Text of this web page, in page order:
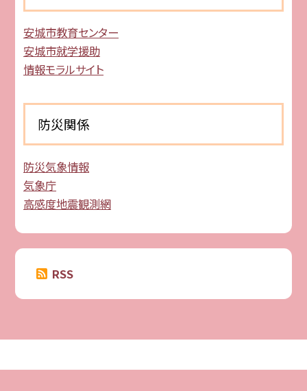
安城市教育センター
安城市就学援助
情報モラルサイト
防災関係
防災気象情報
気象庁
高感度地震観測網
RSS